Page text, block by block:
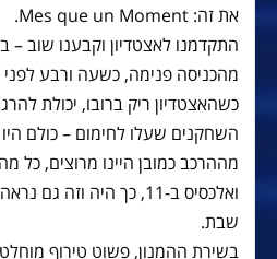
את זה: Mes que un Moment.
התקדמנו לאצטדיון וקבענו שוב –
מהכניסה פנימה, כשעה ורבע
כשהאצטדיון ריק ברובו, יכולת
השחקנים שעלו לחימום – כולם
מההרכב כמובן היינו מרוצים, כל
ואלכסיס ב-11, כך היה
שבת.